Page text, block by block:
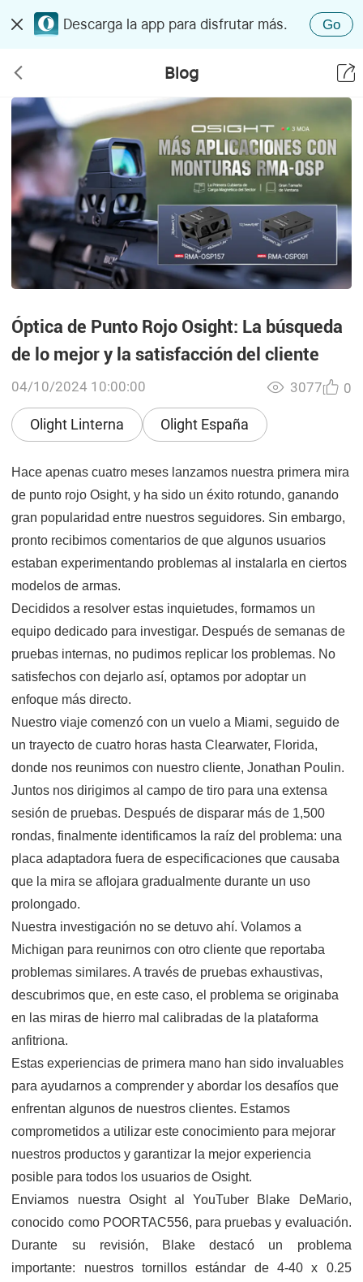
Descarga la app para disfrutar más. Go
Blog
Óptica de Punto Rojo Osight: La búsqueda
de lo mejor y la satisfacción del cliente
04/10/2024 10:00:00
Olight Linterna Olight España
3077 0
Hace apenas cuatro meses lanzamos nuestra primera mira
de punto rojo Osight, y ha sido un éxito rotundo, ganando
gran popularidad entre nuestros seguidores. Sin embargo,
pronto recibimos comentarios de que algunos usuarios
estaban experimentando problemas al instalarla en ciertos
modelos de armas.
Decididos a resolver estas inquietudes, formamos un
equipo dedicado para investigar. Después de semanas de
pruebas internas, no pudimos replicar los problemas. No
satisfechos con dejarlo así, optamos por adoptar un
enfoque más directo.
Nuestro viaje comenzó con un vuelo a Miami, seguido de
un trayecto de cuatro horas hasta Clearwater, Florida,
donde nos reunimos con nuestro cliente, Jonathan Poulin.
Juntos nos dirigimos al campo de tiro para una extensa
sesión de pruebas. Después de disparar más de 1,500
rondas, finalmente identificamos la raíz del problema: una
placa adaptadora fuera de especificaciones que causaba
que la mira se aflojara gradualmente durante un uso
prolongado.
Nuestra investigación no se detuvo ahí. Volamos a
Michigan para reunirnos con otro cliente que reportaba
problemas similares. A través de pruebas exhaustivas,
descubrimos que, en este caso, el problema se originaba
en las miras de hierro mal calibradas de la plataforma
anfitriona.
Estas experiencias de primera mano han sido invaluables
para ayudarnos a comprender y abordar los desafíos que
enfrentan algunos de nuestros clientes. Estamos
comprometidos a utilizar este conocimiento para mejorar
nuestros productos y garantizar la mejor experiencia
posible para todos los usuarios de Osight.
Enviamos nuestra Osight al YouTuber Blake DeMario,
conocido como POORTAC556, para pruebas y evaluación.
Durante su revisión, Blake destacó un problema
importante: nuestros tornillos estándar de 4-40 x 0.25